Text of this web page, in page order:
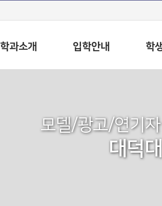
학과소개 입학안내 학
모델/광고/연기
대덕